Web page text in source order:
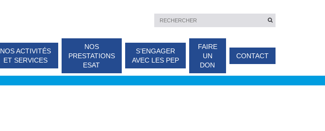
NOS ACTIVITÉS
ET SERVICES
NOS
PRESTATIONS
ESAT
S’ENGAGER
AVEC LES PEP
FAIRE
UN
DON
CONTACT